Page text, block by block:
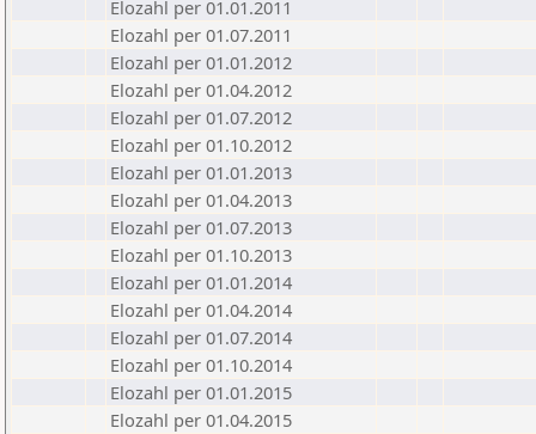
Elozahl per 01.01.2011
Elozahl per 01.07.2011
Elozahl per 01.01.2012
Elozahl per 01.04.2012
Elozahl per 01.07.2012
Elozahl per 01.10.2012
Elozahl per 01.01.2013
Elozahl per 01.04.2013
Elozahl per 01.07.2013
Elozahl per 01.10.2013
Elozahl per 01.01.2014
Elozahl per 01.04.2014
Elozahl per 01.07.2014
Elozahl per 01.10.2014
Elozahl per 01.01.2015
Elozahl per 01.04.2015